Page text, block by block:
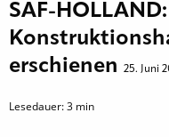
SAF-HOLLAND:
erschienen
25. Juni
Lesedauer:3 min